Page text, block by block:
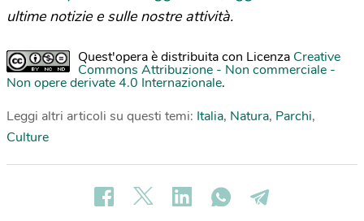
ultime notizie e sulle nostre attività.
Quest'opera è distribuita con Licenza Creative
Commons Attribuzione - Non commerciale -
Non opere derivate 4.0 Internazionale.
Leggi altri articoli su questi temi: Italia, Natura, Parchi,
Culture